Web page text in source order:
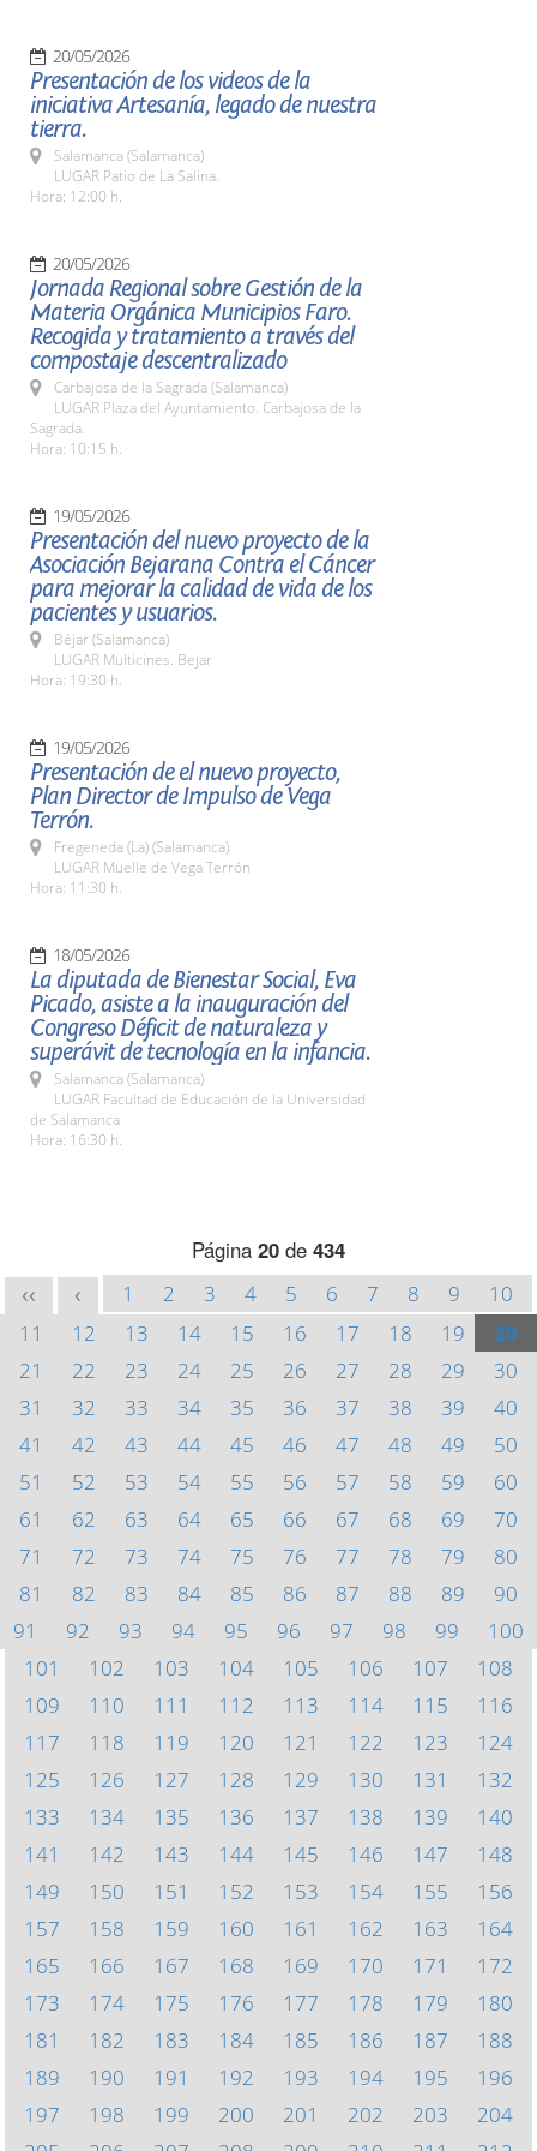
20/05/2026
Presentación de los videos de la
iniciativa Artesanía, legado de nuestra
tierra.
Salamanca (Salamanca)
LUGAR Patio de La Salina.
Hora: 12:00 h.
20/05/2026
Jornada Regional sobre Gestión de la
Materia Orgánica Municipios Faro.
Recogida y tratamiento a través del
compostaje descentralizado
Carbajosa de la Sagrada (Salamanca)
LUGAR Plaza del Ayuntamiento. Carbajosa de la
Sagrada.
Hora: 10:15 h.
19/05/2026
Presentación del nuevo proyecto de la
Asociación Bejarana Contra el Cáncer
para mejorar la calidad de vida de los
pacientes y usuarios.
Béjar (Salamanca)
LUGAR Multicines. Bejar
Hora: 19:30 h.
19/05/2026
Presentación de el nuevo proyecto,
Plan Director de Impulso de Vega
Terrón.
Fregeneda (La) (Salamanca)
LUGAR Muelle de Vega Terrón
Hora: 11:30 h.
18/05/2026
La diputada de Bienestar Social, Eva
Picado, asiste a la inauguración del
Congreso Déficit de naturaleza y
superávit de tecnología en la infancia.
Salamanca (Salamanca)
LUGAR Facultad de Educación de la Universidad
de Salamanca
Hora: 16:30 h.
Página 20 de 434
<< < 1 2 3 4 5 6 7 8 9
10
11
12 13 14 15 16 17 18 19
20
21
22 23 24 25 26 27 28 29
30
31
32 33 34 35 36 37 38 39
40
41
42 43 44 45 46 47 48 49
50
51
52 53 54 55 56 57 58 59
60
61
62 63 64 65 66 67 68 69
70
71
72 73 74 75 76 77 78 79
80
81
82 83 84 85 86 87 88 89
90
91
92 93 94 95 96 97 98 99
100
101
102 103 104 105 106 107
108
109
110 111 112 113 114 115
116
117
118 119 120 121 122 123
124
125
126 127 128 129 130 131
132
133
134 135 136 137 138 139
140
141
142 143 144 145 146 147
148
149
150 151 152 153 154 155
156
157
158 159 160 161 162 163
164
165
166 167 168 169 170 171
172
173
174 175 176 177 178 179
180
181
182 183 184 185 186 187
188
189
190 191 192 193 194 195
196
197
198 199 200 201 202 203
204